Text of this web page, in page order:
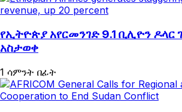
የኢትዮጵያ አየርመንገድ 9.1 ቢሊዮን ዶላር
አስታወቀ
1 ሳምንት በፊት